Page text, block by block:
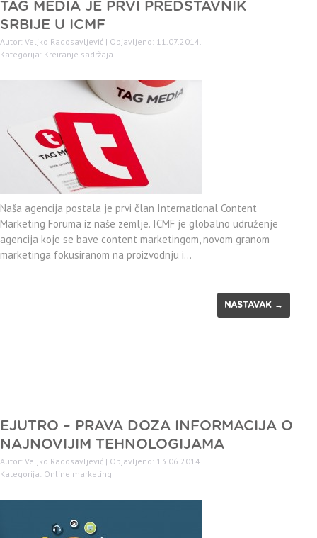
TAG MEDIA JE PRVI PREDSTAVNIK
SRBIJE U ICMF
Autor: Veljko Radosavljević | Objavljeno: 11.07.2014.
Kategorija: Kreiranje sadržaja
Naša agencija postala je prvi član International Content
Marketing Foruma iz naše zemlje. ICMF je globalno udruženje
agencija koje se bave content marketingom, novom granom
marketinga fokusiranom na proizvodnju i…
NASTAVAK →
EJUTRO – PRAVA DOZA INFORMACIJA O
NAJNOVIJIM TEHNOLOGIJAMA
Autor: Veljko Radosavljević | Objavljeno: 13.06.2014.
Kategorija: Online marketing